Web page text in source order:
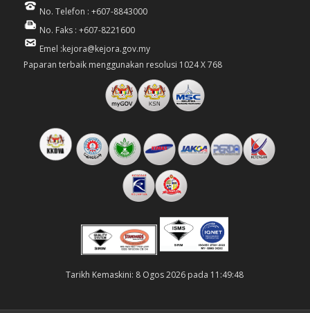
No. Telefon : +607-8843000
No. Faks : +607-8221600
Emel :kejora@kejora.gov.my
Paparan terbaik menggunakan resolusi 1024 X 768
Tarikh Kemaskini: 8 Ogos 2026 pada 11:49:48